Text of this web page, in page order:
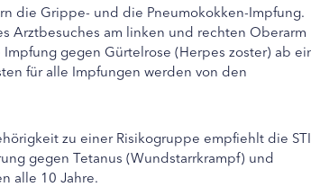
die Grippe- und die Pneumokokken-Impfung.
Arztbesuches am linken und rechten Oberarm
gegen Gürtelrose (Herpes zoster) ab
für alle Impfungen werden von den
zu einer Risikogruppe empfiehlt die
gegen Tetanus (Wundstarrkrampf) und
alle 10 Jahre.